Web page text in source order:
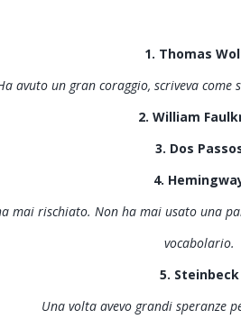
1. Thomas
avuto un gran coraggio, scriveva come
2. William
3. Dos
4.
mai rischiato. Non ha mai usato una
vocabolario.
5. Steinbeck
Una volta avevo grandi speranze